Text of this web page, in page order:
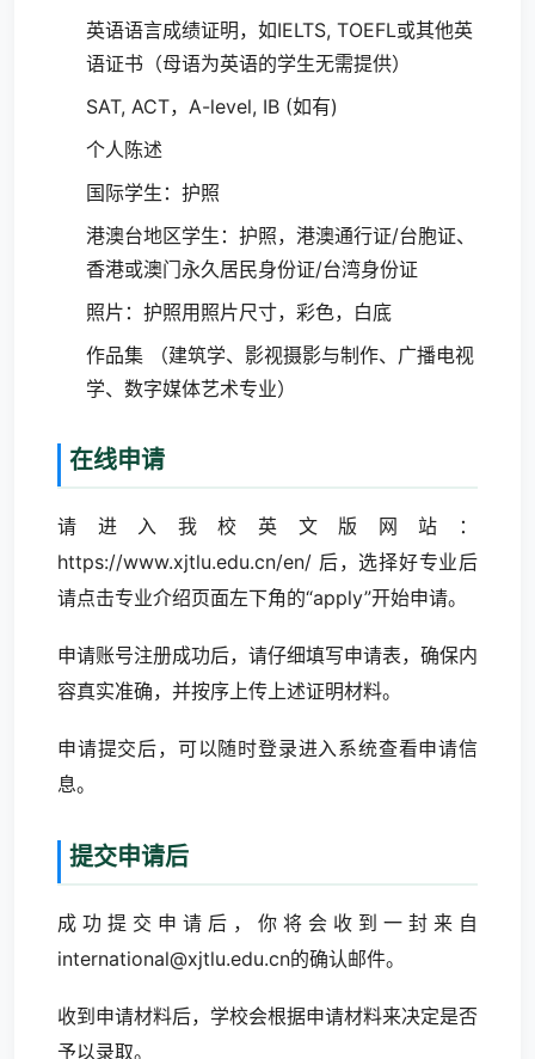
英语语言成绩证明，如IELTS, TOEFL或其他英
语证书（母语为英语的学生无需提供）
SAT, ACT，A-level, IB (如有)
个人陈述
国际学生：护照
港澳台地区学生：护照，港澳通行证/台胞证、
香港或澳门永久居民身份证/台湾身份证
照片：护照用照片尺寸，彩色，白底
作品集 （建筑学、 影视摄影与制作、 广播电视
学、 数字媒体艺术专业）
在线申请
请进入我校英文版网站：
https://www.xjtlu.edu.cn/en/ 后，选择好专业后
请点击专业介绍页面左下角的“apply”开始申请。
申请账号注册成功后，请仔细填写申请表，确保内
容真实准确，并按序上传上述证明材料。
申请提交后，可以随时登录进入系统查看申请信
息。
提交申请后
成功提交申请后，你将会收到一封来自
international@xjtlu.edu.cn的确认邮件。
收到申请材料后，学校会根据申请材料来决定是否
予以录取。